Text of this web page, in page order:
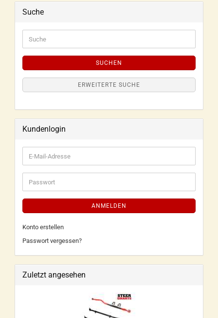
Suche
SUCHEN
ERWEITERTE SUCHE
Kundenlogin
ANMELDEN
Konto erstellen
Passwort vergessen?
Zuletzt angesehen